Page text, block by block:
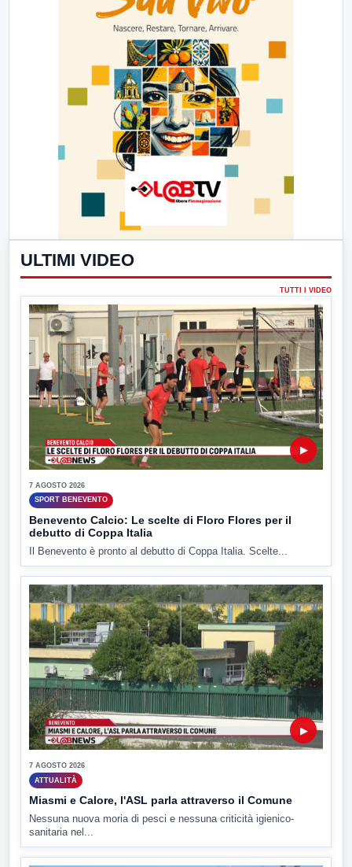
ULTIMI VIDEO
TUTTI I VIDEO
▶
7 AGOSTO 2026
SPORT BENEVENTO
Benevento Calcio: Le scelte di Floro Flores per il
debutto di Coppa Italia
Il Benevento è pronto al debutto di Coppa Italia. Scelte...
▶
7 AGOSTO 2026
ATTUALITÀ
Miasmi e Calore, l'ASL parla attraverso il Comune
Nessuna nuova moria di pesci e nessuna criticità igienico-
sanitaria nel...